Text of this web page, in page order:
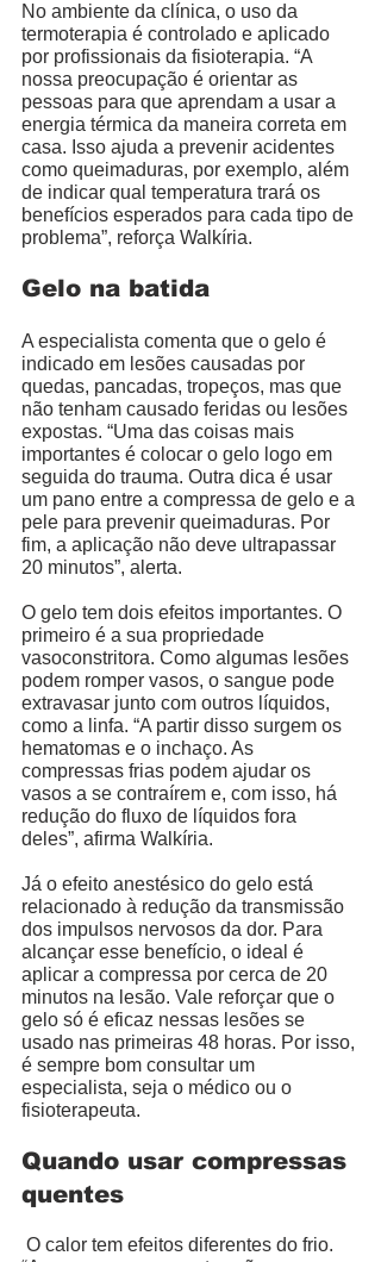
No ambiente da clínica, o uso da
termoterapia é controlado e aplicado
por profissionais da fisioterapia. “A
nossa preocupação é orientar as
pessoas para que aprendam a usar a
energia térmica da maneira correta em
casa. Isso ajuda a prevenir acidentes
como queimaduras, por exemplo, além
de indicar qual temperatura trará os
benefícios esperados para cada tipo de
problema”, reforça Walkíria.
Gelo na batida
A especialista comenta que o gelo é
indicado em lesões causadas por
quedas, pancadas, tropeços, mas que
não tenham causado feridas ou lesões
expostas. “Uma das coisas mais
importantes é colocar o gelo logo em
seguida do trauma. Outra dica é usar
um pano entre a compressa de gelo e a
pele para prevenir queimaduras. Por
fim, a aplicação não deve ultrapassar
20 minutos”, alerta.
O gelo tem dois efeitos importantes. O
primeiro é a sua propriedade
vasoconstritora. Como algumas lesões
podem romper vasos, o sangue pode
extravasar junto com outros líquidos,
como a linfa. “A partir disso surgem os
hematomas e o inchaço. As
compressas frias podem ajudar os
vasos a se contraírem e, com isso, há
redução do fluxo de líquidos fora
deles”, afirma Walkíria.
Já o efeito anestésico do gelo está
relacionado à redução da transmissão
dos impulsos nervosos da dor. Para
alcançar esse benefício, o ideal é
aplicar a compressa por cerca de 20
minutos na lesão. Vale reforçar que o
gelo só é eficaz nessas lesões se
usado nas primeiras 48 horas. Por isso,
é sempre bom consultar um
especialista, seja o médico ou o
fisioterapeuta.
Quando usar compressas
quentes